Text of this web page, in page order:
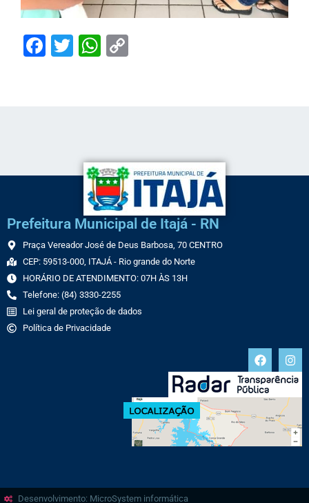
Facebook
TwitterWhatsApp
Prefeitura Municipal de Itajá - RN
Praça Vereador José de Deus Barbosa, 70 CENTRO
CEP: 59513-000, ITAJÁ - Rio grande do Norte
HORÁRIO DE ATENDIMENTO: 07H ÀS 13H
Telefone: (84) 3330-2255
Lei geral de proteção de dados
Política de Privacidade
Desenvolvimento: MicroSystem informática